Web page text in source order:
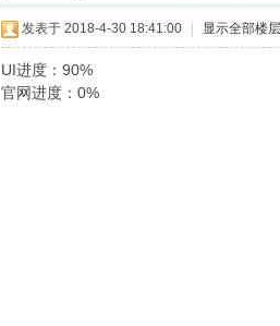
发表于 2018-4-30 18:41:00 显示全部楼层
UI进度：90%
官网进度：0%